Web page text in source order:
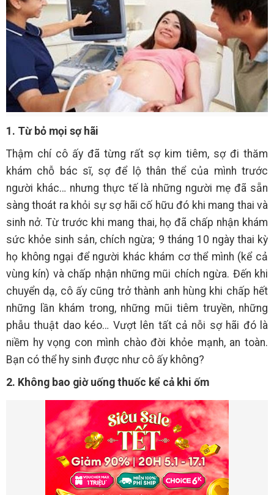
1. Từ bỏ mọi sợ hãi
Thậm chí cô ấy đã từng rất sợ kim tiêm, sợ đi thăm
khám chỗ bác sĩ, sợ để lộ thân thể của mình trước
người khác… nhưng thực tế là những người mẹ đã sẵn
sàng thoát ra khỏi sự sợ hãi cố hữu đó khi mang thai và
sinh nở. Từ trước khi mang thai, họ đã chấp nhận khám
sức khỏe sinh sản, chích ngừa; 9 tháng 10 ngày thai kỳ
họ không ngại để người khác khám cơ thể mình (kể cả
vùng kín) và chấp nhận những mũi chích ngừa. Đến khi
chuyển dạ, cô ấy cũng trở thành anh hùng khi chấp hết
những lần khám trong, những mũi tiêm truyền, những
phẫu thuật dao kéo… Vượt lên tất cả nỗi sợ hãi đó là
niềm hy vọng con mình chào đời khỏe mạnh, an toàn.
Bạn có thể hy sinh được như cô ấy không?
2. Không bao giờ uống thuốc kể cả khi ốm